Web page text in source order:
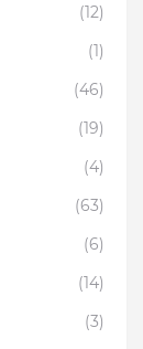
(12)
(1)
(46)
(19)
(4)
(63)
(6)
(14)
(3)